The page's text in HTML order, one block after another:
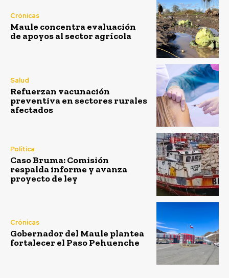
Crónicas
Maule concentra evaluación
de apoyos al sector agrícola
Salud
Refuerzan vacunación
preventiva en sectores rurales
afectados
Política
Caso Bruma: Comisión
respalda informe y avanza
proyecto de ley
Crónicas
Gobernador del Maule plantea
fortalecer el Paso Pehuenche